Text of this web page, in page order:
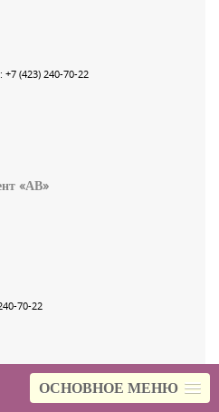
ОСНОВНОЕ МЕНЮ
+7 (423) 240-70-22
«АВ»
70-22